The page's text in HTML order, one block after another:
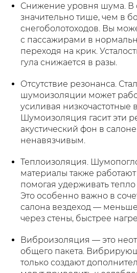
Снижение уровня шума. В
значительно тише, чем в
снегоболотоходов. Вы
с пассажирами в
переходя на крик.
гула снижается в разы.
Отсутствие резонанса.
шумоизоляции может
усиливая низкочастотные
Шумоизоляция гасит эти
акустический фон в
ненавязчивым.
Теплоизоляция.
материалы также работают
помогая удерживать
Это особенно важно в
салона вездеход — меньше
через стены, быстрее
Виброизоляция — это
общего пакета.
только создают